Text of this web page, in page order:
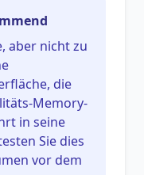
aber nicht zu
die
Memory-
in seine
Sie dies
vor dem